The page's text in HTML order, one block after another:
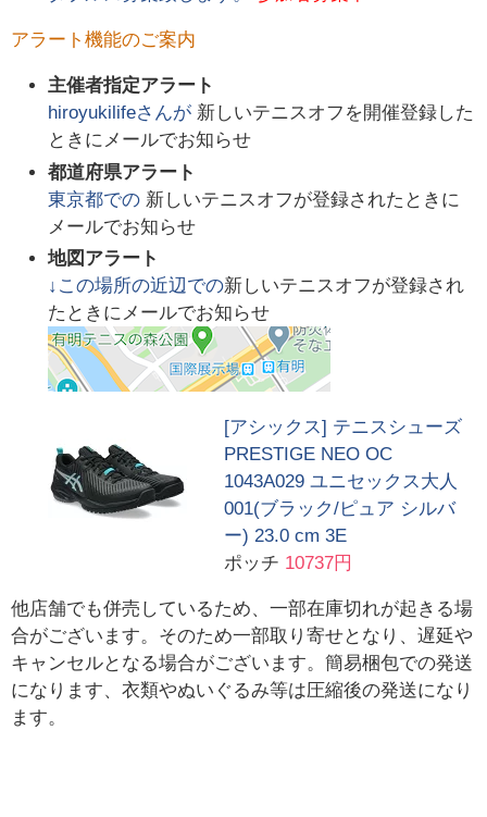
アラート機能のご案内
主催者指定アラート
hiroyukilifeさんが 新しいテニスオフを開催登録した
ときにメールでお知らせ
都道府県アラート
東京都での 新しいテニスオフが登録されたときに
メールでお知らせ
地図アラート
↓この場所の近辺での新しいテニスオフが登録され
たときにメールでお知らせ
[アシックス] テニスシューズ
PRESTIGE NEO OC
1043A029 ユニセックス大人
001(ブラック/ピュア シルバ
ー) 23.0 cm 3E
ポッチ 10737円
他店舗でも併売しているため、一部在庫切れが起きる場
合がございます。そのため一部取り寄せとなり、遅延や
キャンセルとなる場合がございます。簡易梱包での発送
になります、衣類やぬいぐるみ等は圧縮後の発送になり
ます。